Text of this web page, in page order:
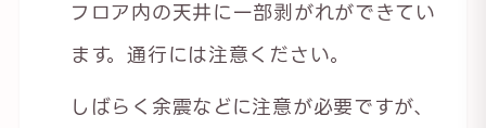
フロア内の天井に一部剥がれができてい
ます。通行には注意ください。
しばらく余震などに注意が必要ですが、